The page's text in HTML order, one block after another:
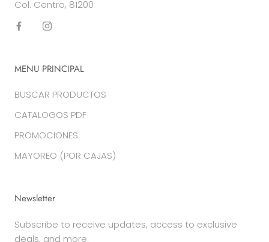
Col. Centro, 81200
MENU PRINCIPAL
BUSCAR PRODUCTOS
CATALOGOS PDF
PROMOCIONES
MAYOREO (POR CAJAS)
Newsletter
Subscribe to receive updates, access to exclusive
deals, and more.